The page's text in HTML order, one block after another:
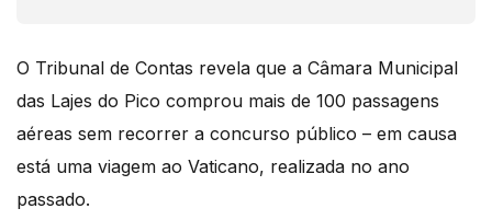
O Tribunal de Contas revela que a Câmara Municipal
das Lajes do Pico comprou mais de 100 passagens
aéreas sem recorrer a concurso público – em causa
está uma viagem ao Vaticano, realizada no ano
passado.